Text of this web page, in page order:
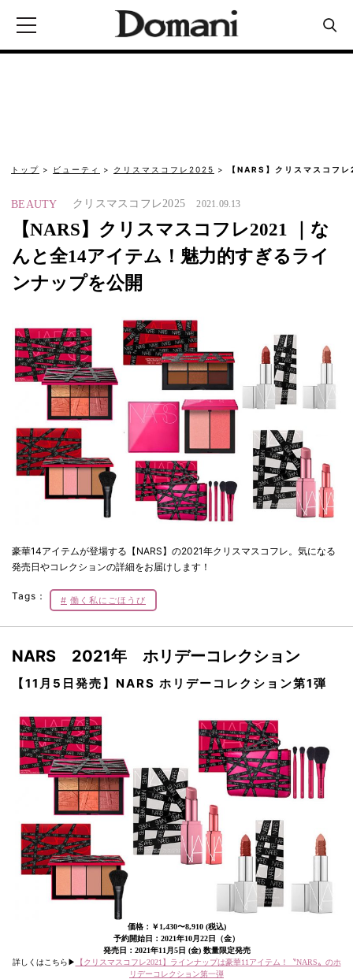
トップ ビューティ クリスマスコフレ2025 【NARS】クリスマスコフ
BEAUTY クリスマスコフレ2025 2021.09.13
【NARS】クリスマスコフレ2021 ｜な
んと全14アイテム！魅力的すぎるライ
ンナップを公開
豪華14アイテムが登場する【NARS】の2021年クリスマスコフレ。気になる
発売日やコレクションの詳細をお届けします！
Tags： 働く私にごほうび
NARS 2021年 ホリデーコレクション
【11月5日発売】NARS ホリデーコレクション第1弾
価格：￥1,430〜8,910 (税込)
予約開始日：2021年10月22日（金）
発売日：2021年11月5日 (金) 数量限定発売
詳しくはこちら▶︎
【クリスマスコフレ2021】ラインナップは豪華11アイテム！〝NARS〟のホ
リデーコレクション第一弾